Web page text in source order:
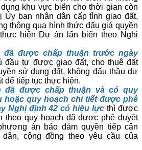
khu vực biển cho thời gian còn
Ủy ban nhân dân cấp tỉnh giao đất,
thông qua hình thức đấu giá quyền
hiện Dự án lấn biển theo Nghị
đã được chấp thuận trước ngày
đầu tư được giao đất, cho thuê đất
sử dụng đất, không đấu thầu dự
để tiếp tục thực hiện.
đã được chấp thuận và có quy
hoặc quy hoạch chi tiết được phê
Nghị định 42 có hiệu lực thì được
theo quy hoạch đã được phê duyệt
án bảo đảm quyền tiếp cận
cộng đồng theo yêu cầu của